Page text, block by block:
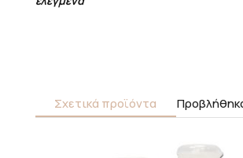
Σχετικά προϊόντα